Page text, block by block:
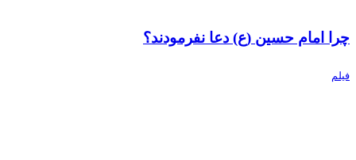
چرا امام حسین (ع) دعا نفرمودند؟
فیلم